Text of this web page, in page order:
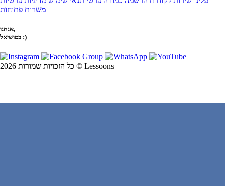
משרות פתוחות
אנחנו,
בסושיאל :)
כל הזכויות שמורות 2026 © Lessoons